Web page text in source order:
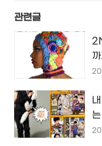
관련글